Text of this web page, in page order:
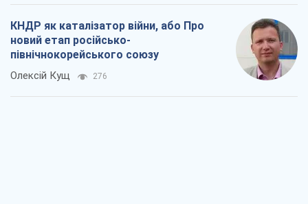
КНДР як каталізатор війни, або Про
новий етап російсько-
північнокорейського союзу
Олексій Кущ 276